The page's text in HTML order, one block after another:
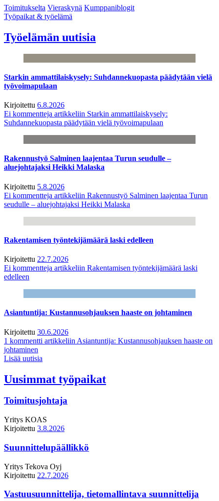
Toimitukselta Vieraskynä Kumppaniblogit
Työpaikat & työelämä
Työelämän uutisia
Starkin ammattilaiskysely: Suhdannekuopasta päädytään vielä
työvoimapulaan
Kirjoitettu 6.8.2026
Ei kommentteja artikkeliin Starkin ammattilaiskysely:
Suhdannekuopasta päädytään vielä työvoimapulaan
Rakennustyö Salminen laajentaa Turun seudulle –
aluejohtajaksi Heikki Malaska
Kirjoitettu 5.8.2026
Ei kommentteja artikkeliin Rakennustyö Salminen laajentaa Turun
seudulle – aluejohtajaksi Heikki Malaska
Rakentamisen työntekijämäärä laski edelleen
Kirjoitettu 22.7.2026
Ei kommentteja artikkeliin Rakentamisen työntekijämäärä laski
edelleen
Asiantuntija: Kustannusohjauksen haaste on johtaminen
Kirjoitettu 30.6.2026
1 kommentti artikkeliin Asiantuntija: Kustannusohjauksen haaste on
johtaminen
Lisää uutisia
Uusimmat työpaikat
Toimitusjohtaja
Yritys KOAS
Kirjoitettu 3.8.2026
Suunnittelupäällikkö
Yritys Tekova Oyj
Kirjoitettu 22.7.2026
Vastuusuunnittelija, tietomallintava suunnittelija